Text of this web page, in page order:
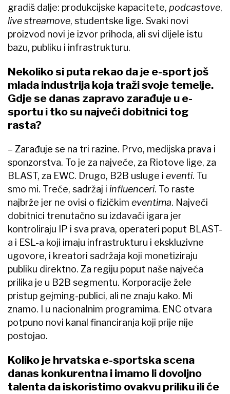
gradiš dalje: produkcijske kapacitete, podcastove,
live streamove, studentske lige. Svaki novi
proizvod novi je izvor prihoda, ali svi dijele istu
bazu, publiku i infrastrukturu.
Nekoliko si puta rekao da je e-sport još
mlada industrija koja traži svoje temelje.
Gdje se danas zapravo zarađuje u e-
sportu i tko su najveći dobitnici tog
rasta?
– Zarađuje se na tri razine. Prvo, medijska prava i
sponzorstva. To je za najveće, za Riotove lige, za
BLAST, za EWC. Drugo, B2B usluge i eventi. Tu
smo mi. Treće, sadržaj i influenceri. To raste
najbrže jer ne ovisi o fizičkim eventima. Najveći
dobitnici trenutačno su izdavači igara jer
kontroliraju IP i sva prava, operateri poput BLAST-
a i ESL-a koji imaju infrastrukturu i ekskluzivne
ugovore, i kreatori sadržaja koji monetiziraju
publiku direktno. Za regiju poput naše najveća
prilika je u B2B segmentu. Korporacije žele
pristup gejming-publici, ali ne znaju kako. Mi
znamo. I u nacionalnim programima. ENC otvara
potpuno novi kanal financiranja koji prije nije
postojao.
Koliko je hrvatska e-sportska scena
danas konkurentna i imamo li dovoljno
talenta da iskoristimo ovakvu priliku ili će